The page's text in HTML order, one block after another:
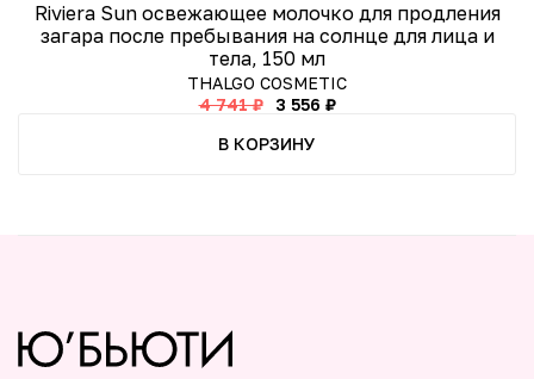
Riviera Sun освежающее молочко для продления
загара после пребывания на солнце для лица и
тела, 150 мл
THALGO COSMETIC
4 741 ₽
3 556 ₽
В КОРЗИНУ